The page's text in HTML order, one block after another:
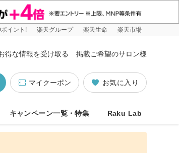
イント! 楽天グループ 楽天生命 楽天市場
得な情報を受け取る 掲載ご希望のサロン様
お気に入り
マイクーポン
キャンペーン一覧・特集 Raku Lab